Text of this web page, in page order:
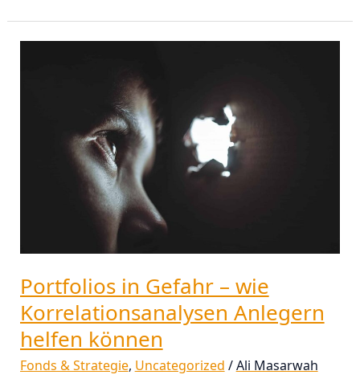
Portfolios in Gefahr – wie
Korrelationsanalysen Anlegern
helfen können
Fonds & Strategie, Uncategorized /Ali Masarwah
Korrelationsanalysen